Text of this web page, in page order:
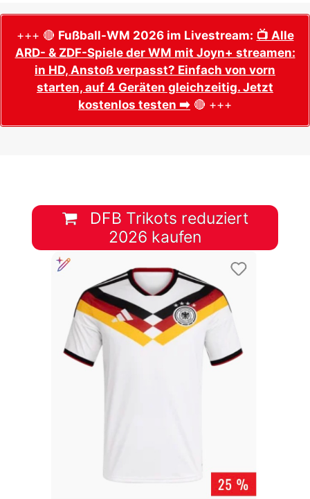
+++ 🔴 Fußball-WM 2026 im Livestream: 📺 Alle
ARD- & ZDF-Spiele der WM mit Joyn+ streamen:
in HD, Anstoß verpasst? Einfach von vorn
starten, auf 4 Geräten gleichzeitig. Jetzt
kostenlos testen ➡️ 🔴 +++
DFB Trikots reduziert
2026 kaufen